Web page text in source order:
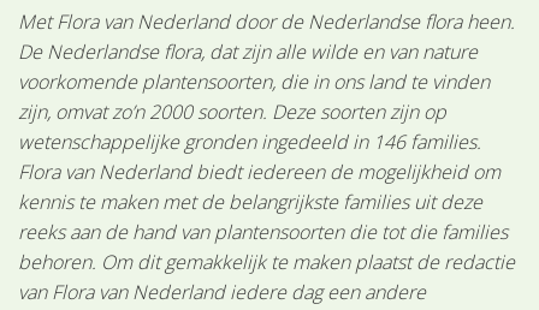
Met Flora van Nederland door de Nederlandse flora heen.
De Nederlandse flora, dat zijn alle wilde en van nature
voorkomende plantensoorten, die in ons land te vinden
zijn, omvat zo’n 2000 soorten. Deze soorten zijn op
wetenschappelijke gronden ingedeeld in 146 families.
Flora van Nederland biedt iedereen de mogelijkheid om
kennis te maken met de belangrijkste families uit deze
reeks aan de hand van plantensoorten die tot die families
behoren. Om dit gemakkelijk te maken plaatst de redactie
van Flora van Nederland iedere dag een andere